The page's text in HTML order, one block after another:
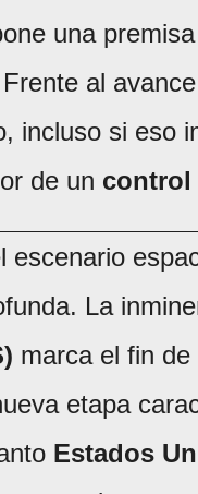
una premisa
al
incluso si eso
de un control
escenario
La
marca el fin
etapa
Estados